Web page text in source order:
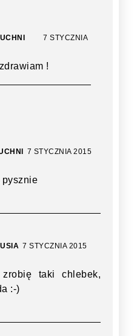
7 STYCZNIA
!
7 STYCZNIA 2015
pysznie
7 STYCZNIA 2015
taki chlebek,
:-)